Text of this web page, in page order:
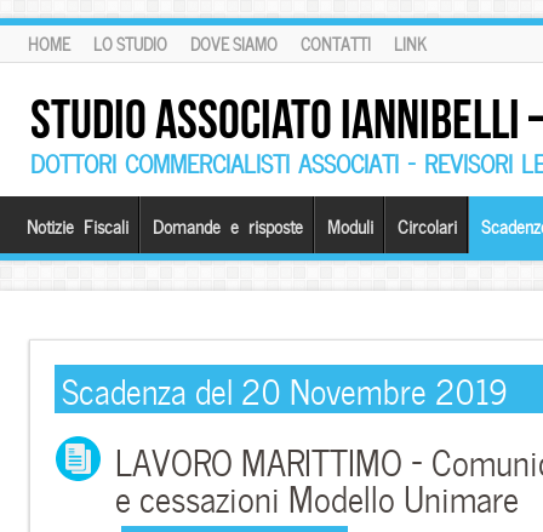
HOME LO STUDIO DOVE SIAMO CONTATTI LINK
STUDIO ASSOCIATO
DOTTORI COMMERCIALISTI ASSOCIATI – REVISORI
Notizie Fiscali Domande e risposte Moduli Circolari
Scadenza del 20 Novembre 2019
LAVORO MARITTIMO –
e cessazioni Modello Unimare